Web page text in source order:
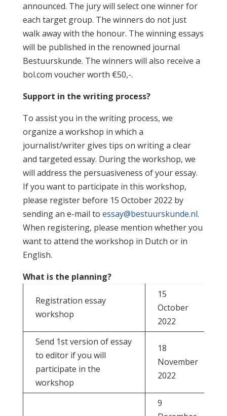
announced. The jury will select one winner for
each target group. The winners do not just
walk away with the honour. The winning essays
will be published in the renowned journal
Bestuurskunde. The winners will also receive a
bol.com voucher worth €50,-.
Support in the writing process?
To assist you in the writing process, we
organize a workshop in which a
journalist/writer gives tips on writing a clear
and targeted essay. During the workshop, we
will address the persuasiveness of your essay.
If you want to participate in this workshop,
please register before 15 October 2022 by
sending an e-mail to essay@bestuurskunde.nl.
When registering, please mention whether you
want to attend the workshop in Dutch or in
English.
What is the planning?
Registration essay
workshop
15
October
2022
Send 1st version of essay
to editor if you will
participate in the
workshop
18
November
2022
9